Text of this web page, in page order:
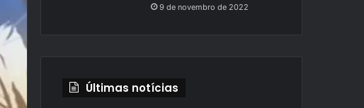
9 de novembro de 2022
Últimas notícias